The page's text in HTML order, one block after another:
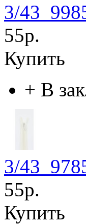
3/
55р.
Купить
+ В
3/
55р.
Купить